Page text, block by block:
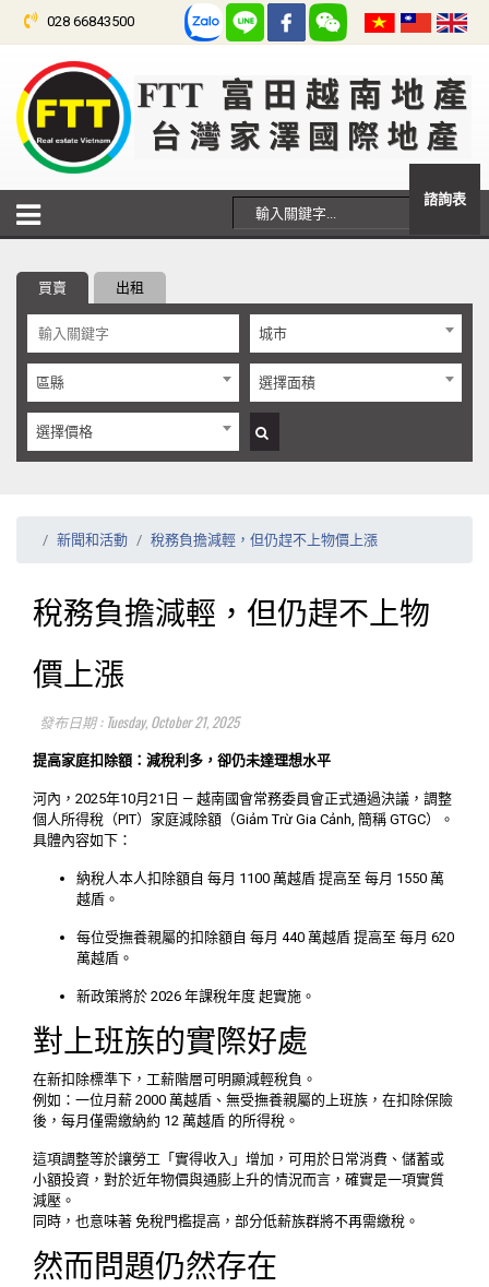
028 66843500
買賣 出租
城市
區縣 選擇面積
選擇價格
新聞和活動 稅務負擔減輕，但仍趕不上物價上漲
稅務負擔減輕，但仍趕不上物
價上漲
發布日期 : Tuesday, October 21, 2025
提高家庭扣除額：減稅利多，卻仍未達理想水平
河內，2025年10月21日 — 越南國會常務委員會正式通過決議，調整
個人所得稅（PIT）家庭減除額（Giảm Trừ Gia Cảnh, 簡稱 GTGC）。
具體內容如下：
納稅人本人扣除額自 每月 1100 萬越盾 提高至 每月 1550 萬
越盾。
每位受撫養親屬的扣除額自 每月 440 萬越盾 提高至 每月 620
萬越盾。
新政策將於 2026 年課稅年度 起實施。
對上班族的實際好處
在新扣除標準下，工薪階層可明顯減輕稅負。
例如：一位月薪 2000 萬越盾、無受撫養親屬的上班族，在扣除保險
後，每月僅需繳納約 12 萬越盾 的所得稅。
這項調整等於讓勞工「實得收入」增加，可用於日常消費、儲蓄或
小額投資，對於近年物價與通膨上升的情況而言，確實是一項實質
減壓。
同時，也意味著 免稅門檻提高，部分低薪族群將不再需繳稅。
然而問題仍然存在
諮詢表